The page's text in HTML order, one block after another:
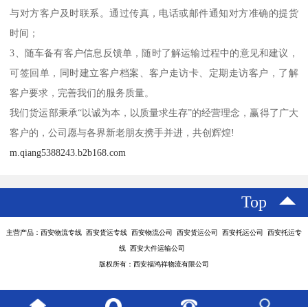
与对方客户及时联系。通过传真，电话或邮件通知对方准确的提货
时间；
3、随车备有客户信息反馈单，随时了解运输过程中的意见和建议，
可签回单，同时建立客户档案、客户走访卡、定期走访客户，了解
客户要求，完善我们的服务质量。
我们货运部秉承“以诚为本，以质量求生存”的经营理念，赢得了广大
客户的，公司愿与各界新老朋友携手并进，共创辉煌!
m.qiang5388243.b2b168.com
Top
主营产品：西安物流专线 西安货运专线 西安物流公司 西安货运公司 西安托运公司 西安托运专
线 西安大件运输公司
版权所有：西安福鸿祥物流有限公司